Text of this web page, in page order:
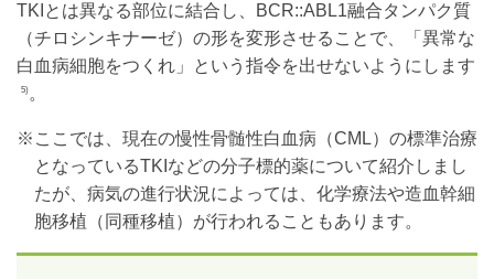
TKIとは異なる部位に結合し、BCR::ABL1融合タンパク質
（チロシンキナーゼ）の形を変形させることで、「異常な
白血病細胞をつくれ」という指令を出せないようにします
5) 。
※ここでは、現在の慢性骨髄性白血病（CML）の標準治療
となっているTKIなどの分子標的薬について紹介しまし
たが、病気の進行状況によっては、化学療法や造血幹細
胞移植（同種移植）が行われることもあります。